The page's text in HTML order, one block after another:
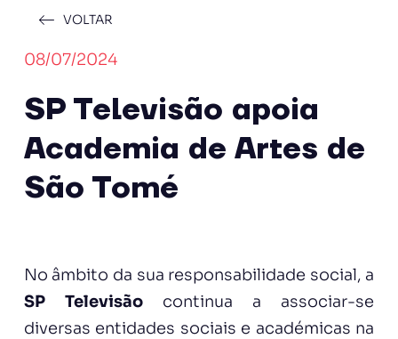
VOLTAR
08/07/2024
SP Televisão apoia
Academia de Artes de
São Tomé
No âmbito da sua responsabilidade social, a
SP Televisãocontinua a associar-se
diversas entidades sociais e académicas na